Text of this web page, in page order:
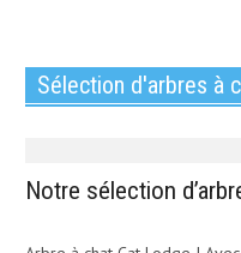
Sélection d'arbres à
Notre sélection